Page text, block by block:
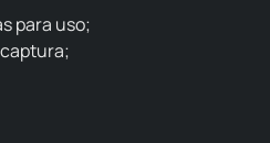
para uso;